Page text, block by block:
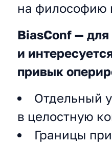
на философию
BiasConf —
и
привык
Отдельный
в целостную
Границы